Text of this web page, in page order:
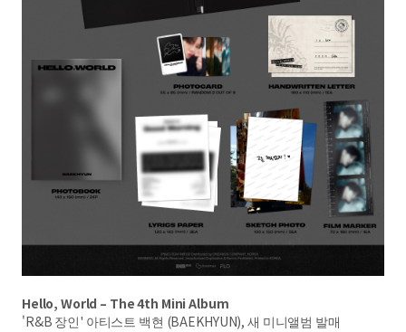
Hello, World – The 4th Mini Album
'R&B 장인' 아티스트 백현 (BAEKHYUN), 새 미니앨범 발매